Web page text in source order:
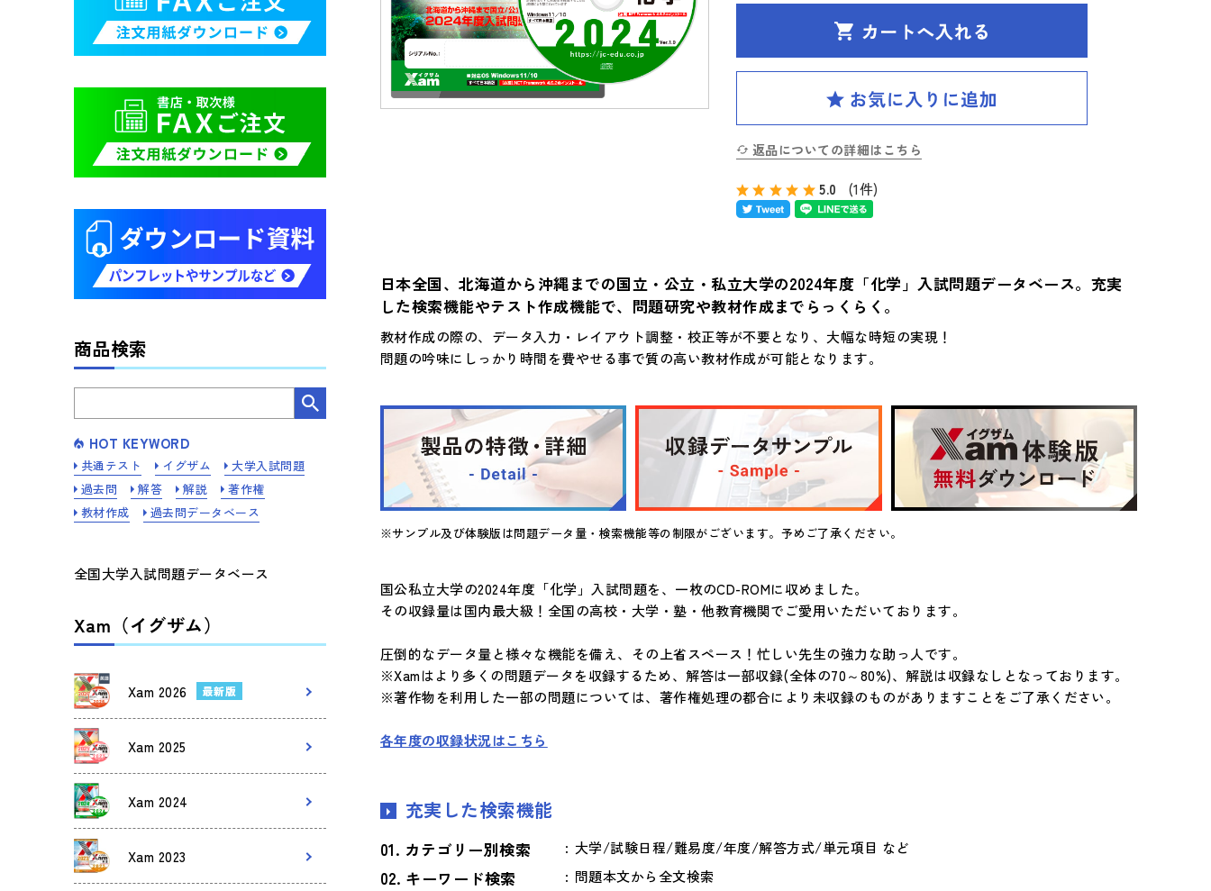
返品についての詳細はこちら
5.0 (1件)
日本全国、北海道から沖縄までの国立・公立・私立大学の2024年度「化学」入試問題データベース。充実
した検索機能やテスト作成機能で、問題研究や教材作成までらっくらく。
教材作成の際の、データ入力・レイアウト調整・校正等が不要となり、大幅な時短の実現！
問題の吟味にしっかり時間を費やせる事で質の高い教材作成が可能となります。
※サンプル及び体験版は問題データ量・検索機能等の制限がございます。予めご了承ください。
国公私立大学の2024年度「化学」入試問題を、一枚のCD-ROMに収めました。
その収録量は国内最大級！全国の高校・大学・塾・他教育機関でご愛用いただいております。
圧倒的なデータ量と様々な機能を備え、その上省スペース！忙しい先生の強力な助っ人です。
※Xamはより多くの問題データを収録するため、解答は一部収録(全体の70～80%)、解説は収録なしとなっております。
※著作物を利用した一部の問題については、著作権処理の都合により未収録のものがありますことをご了承ください。
各年度の収録状況はこちら
充実した検索機能
カテゴリー別検索 大学/試験日程/難易度/年度/解答方式/単元項目 など
キーワード検索 問題本文から全文検索
商品検索
HOT KEYWORD
共通テスト イグザム
大学入試問題
過去問
解答 解説
著作権
教材作成
過去問データベース
全国大学入試問題データベース
Xam（イグザム）
Xam 2026 最新版
Xam 2025
Xam 2024
Xam 2023